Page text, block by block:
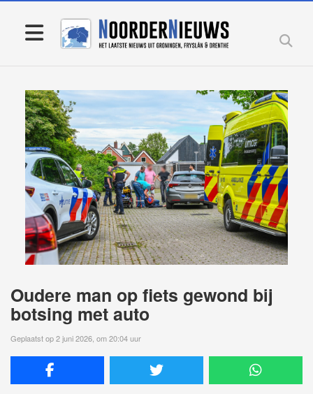
Oudere man op fiets gewond bij
botsing met auto
Geplaatst op 2 juni 2026, om 20:04 uur